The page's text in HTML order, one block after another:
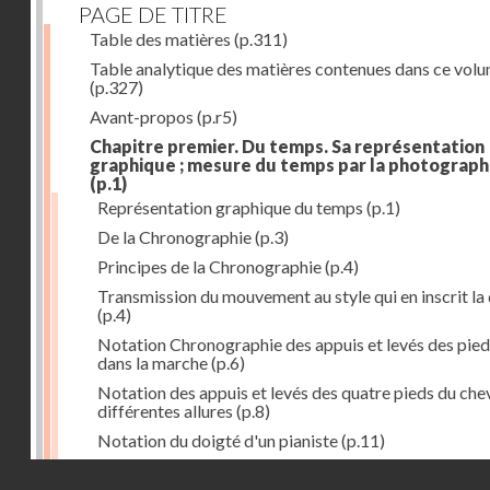
PAGE DE TITRE
Table des matières (p.311)
Table analytique des matières contenues dans ce
(p.327)
Avant-propos (p.r5)
Chapitre premier. Du temps. Sa représentation
graphique ; mesure du temps par la
(p.1)
Représentation graphique du temps (p.1)
De la Chronographie(p.3)
Principes de la Chronographie(p.4)
Transmission du mouvement au style qui en inscrit la
(p.4)
Notation Chronographie des appuis et levés des
dans la marche(p.6)
Notation des appuis et levés des quatre pieds du
différentes allures (p.8)
Notation du doigté d'un pianiste(p.11)